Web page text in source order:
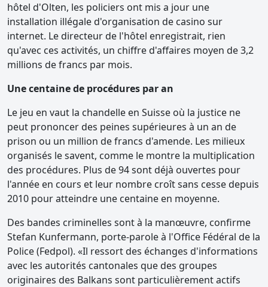
hôtel d'Olten, les policiers ont mis a jour une
installation illégale d'organisation de casino sur
internet. Le directeur de l'hôtel enregistrait, rien
qu'avec ces activités, un chiffre d'affaires moyen de 3,2
millions de francs par mois.
Une centaine de procédures par an
Le jeu en vaut la chandelle en Suisse où la justice ne
peut prononcer des peines supérieures à un an de
prison ou un million de francs d'amende. Les milieux
organisés le savent, comme le montre la multiplication
des procédures. Plus de 94 sont déjà ouvertes pour
l'année en cours et leur nombre croît sans cesse depuis
2010 pour atteindre une centaine en moyenne.
Des bandes criminelles sont à la manœuvre, confirme
Stefan Kunfermann, porte-parole à l'Office Fédéral de la
Police (Fedpol). «Il ressort des échanges d'informations
avec les autorités cantonales que des groupes
originaires des Balkans sont particulièrement actifs